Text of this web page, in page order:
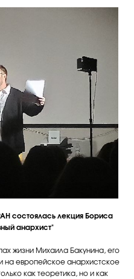
состоялась лекция Бориса
анархист"
жизни Михаила Бакунина, его
на европейское анархистское
как теоретика, но и как